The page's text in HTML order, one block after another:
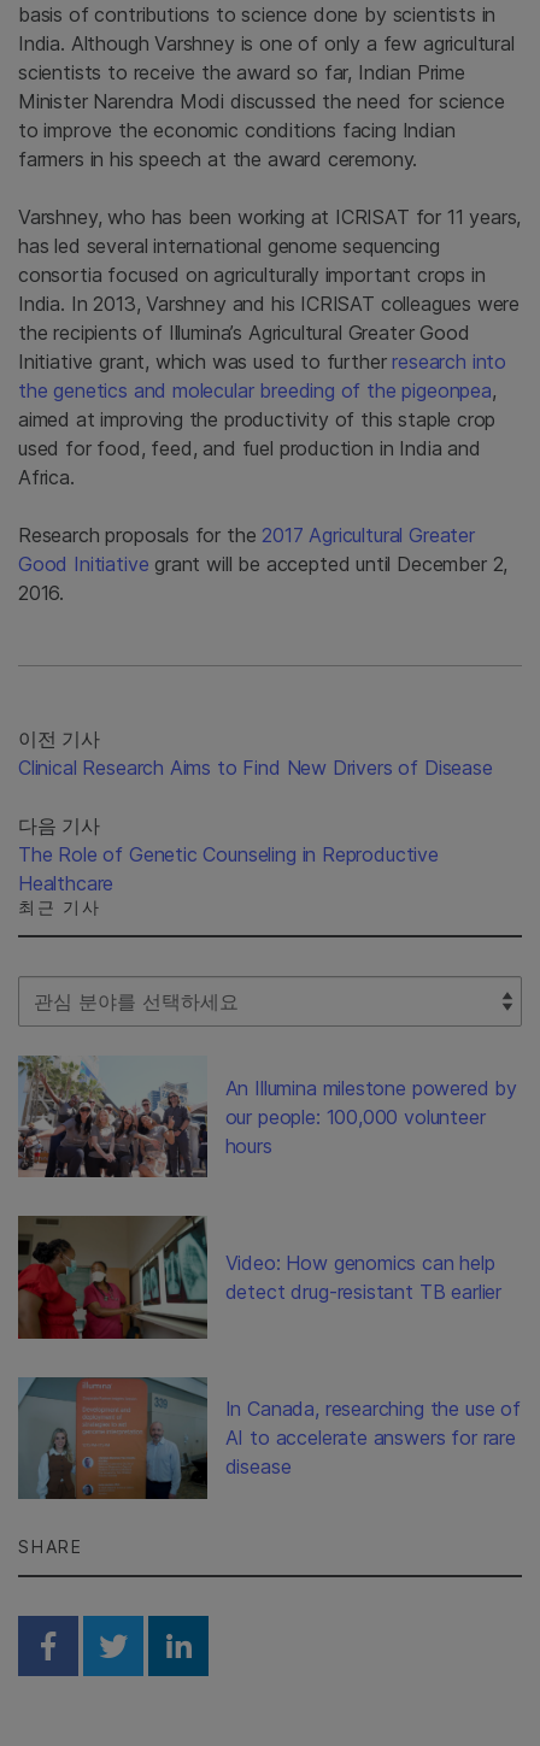
basis of contributions to science done by scientists in
India. Although Varshney is one of only a few agricultural
scientists to receive the award so far, Indian Prime
Minister Narendra Modi discussed the need for science
to improve the economic conditions facing Indian
farmers in his speech at the award ceremony.
Varshney, who has been working at ICRISAT for 11 years,
has led several international genome sequencing
consortia focused on agriculturally important crops in
India. In 2013, Varshney and his ICRISAT colleagues were
the recipients of Illumina’s Agricultural Greater Good
Initiative grant, which was used to furtherresearch into
the genetics and molecular breeding of the pigeonpea,
aimed at improving the productivity of this staple crop
used for food, feed, and fuel production in India and
Africa.
Research proposals for the2017 Agricultural Greater
Good Initiative grant will be accepted until December 2,
2016.
이전 기사
Clinical Research Aims to Find New Drivers of Disease
다음 기사
The Role of Genetic Counseling in Reproductive
Healthcare
최근 기사
Select Filter
An Illumina milestone powered by
our people: 100,000 volunteer
hours
Video: How genomics can help
detect drug-resistant TB earlier
In Canada, researching the use of
AI to accelerate answers for rare
disease
SHARE
Share on Facebook
Share on Twitter
Share on Linkedin